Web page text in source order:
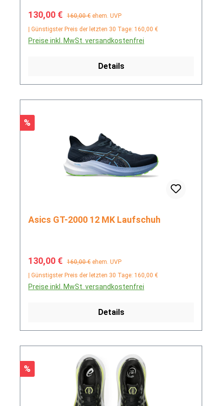
Verkaufspreis:
130,00 € Regulärer Preis:
160,00 € ehem. UVP
| Günstigster Preis der letzten 30 Tage: 160,00 €
Preise inkl. MwSt. versandkostenfrei
Details
Rabatt
%
Asics GT-2000 12 MK Laufschuh
Verkaufspreis:
130,00 € Regulärer Preis:
160,00 € ehem. UVP
| Günstigster Preis der letzten 30 Tage: 160,00 €
Preise inkl. MwSt. versandkostenfrei
Details
Rabatt
%